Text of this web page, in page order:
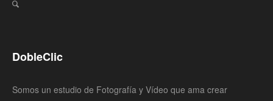
DobleClic
Somos un estudio de Fotografía y Vídeo que ama crear